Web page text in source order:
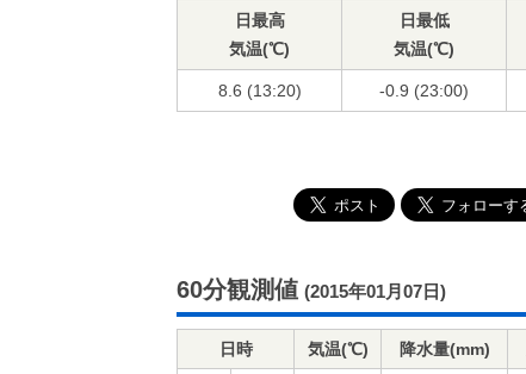
日最高
気温(℃)
日最低
気温(℃)
8.6 (13:20) -0.9 (23:00)
60分観測値 (2015年01月07日)
日時 気温(℃) 降水量(mm)